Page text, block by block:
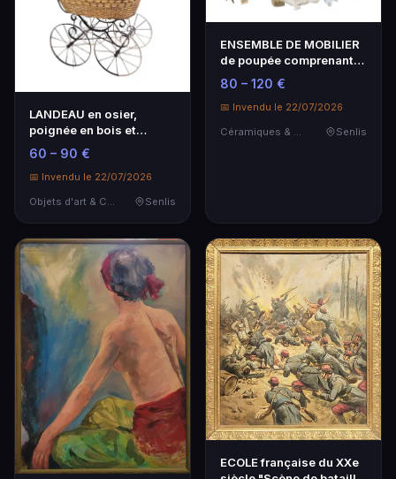
LANDEAU en osier,
poignée en bois et
armature en métal.
60 – 90 €
📅 Invendu le 22/07/2026
Senlis
ENSEMBLE DE MOBILIER
de poupée comprenant
armoire, lit et co…
80 – 120 €
📅 Invendu le 22/07/2026
Céramiques & Porcelaine
Senlis
ECOLE française du XXe